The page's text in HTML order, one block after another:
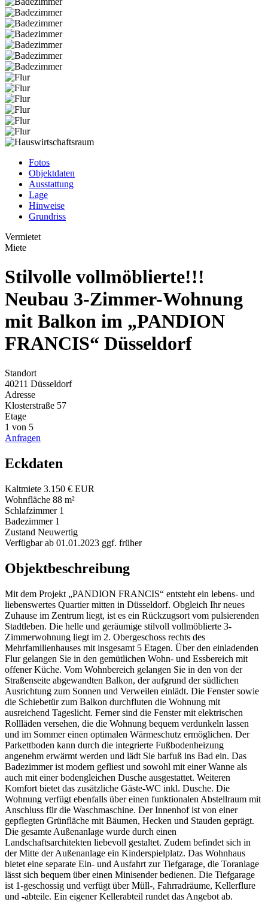
Fotos
Objektdaten
Ausstattung
Lage
Hinweise
Grundriss
Vermietet
Miete
Stilvolle vollmöblierte!!!
Neubau 3-Zimmer-Wohnung
mit Balkon im „PANDION
FRANCIS“ Düsseldorf
Standort
40211 Düsseldorf
Adresse
Klosterstraße 57
Etage
1 von 5
Anfragen
Eckdaten
Kaltmiete 3.150 € EUR
Wohnfläche 88 m²
Schlafzimmer 1
Badezimmer 1
Zustand Neuwertig
Verfügbar ab 01.01.2023 ggf. früher
Objektbeschreibung
Mit dem Projekt „PANDION FRANCIS“ entsteht ein lebens- und
liebenswertes Quartier mitten in Düsseldorf. Obgleich Ihr neues
Zuhause im Zentrum liegt, ist es ein Rückzugsort vom pulsierenden
Stadtleben. Die helle und geräumige stilvoll vollmöblierte 3-
Zimmerwohnung liegt im 2. Obergeschoss rechts des
Mehrfamilienhauses mit insgesamt 5 Etagen. Über den einladenden
Flur gelangen Sie in den gemütlichen Wohn- und Essbereich mit
offener Küche. Vom Wohnbereich gelangen Sie in den von der
Straßenseite abgewandten Balkon, der aufgrund der südlichen
Ausrichtung zum Sonnen und Verweilen einlädt. Die Fenster sowie
die Schiebetür zum Balkon durchfluten die Wohnung mit
ausreichend Tageslicht. Ferner sind die Fenster mit elektrischen
Rollläden versehen, die die Wohnung bequem verdunkeln lassen
und im Sommer einen optimalen Wärmeschutz ermöglichen. Der
Parkettboden kann durch die integrierte Fußbodenheizung
angenehm erwärmt werden und lädt Sie barfuß ins Bad ein. Das
Badezimmer ist modern gefliest und sowohl mit einer Wanne als
auch mit einer bodengleichen Dusche ausgestattet. Weiteren
Komfort bietet das zusätzliche Gäste-WC inkl. Dusche. Die
Wohnung verfügt ebenfalls über einen funktionalen Abstellraum mit
Anschluss für die Waschmaschine. Der Innenhof ist von einer
gepflegten Grünfläche mit Bäumen, Hecken und Stauden geprägt.
Die gesamte Außenanlage wurde durch einen
Landschaftsarchitekten liebevoll gestaltet. Zudem befindet sich in
der Mitte der Außenanlage ein Kinderspielplatz. Das Wohnhaus
bietet eine separate Ein- und Ausfahrt zur Tiefgarage, die Toranlage
lässt sich bequem über einen Minisender bedienen. Die Tiefgarage
ist 1-geschossig und verfügt über Müll-, Fahrradräume, Kellerflure
und -abteile. Ein eigener Kellerabteil rundet das Angebot ab.